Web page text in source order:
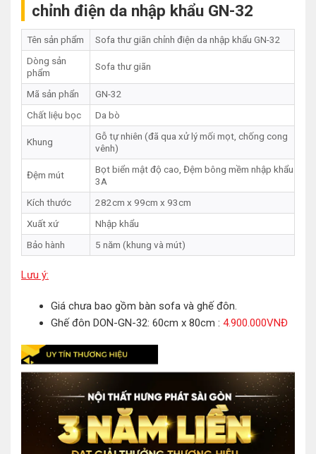
chỉnh điện da nhập khẩu GN-32
Tên sản phẩm
Sofa thư giãn chỉnh điện da nhập khẩu GN-32
Dòng sản
phẩm
Sofa thư giãn
Mã sản phẩn
GN-32
Chất liệu bọc
Da bò
Khung
Gỗ tự nhiên (đã qua xử lý mối mọt, chống cong
vênh)
Đệm mút
Bọt biển mật độ cao, Đệm bông mềm nhập khẩu
3A
Kích thước
282cm x 99cm x 93cm
Xuất xứ
Nhập khẩu
Bảo hành
5 năm (khung và mút)
Lưu ý:
Giá chưa bao gồm bàn sofa và ghế đôn.
Ghế đôn DON-GN-32: 60cm x 80cm : 4.900.000VNĐ